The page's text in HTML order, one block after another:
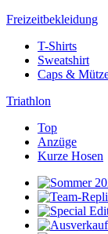
Freizeitbekleidung
T-Shirts
Sweatshirt
Caps &
Triathlon
Top
Anzüge
Kurze Hosen